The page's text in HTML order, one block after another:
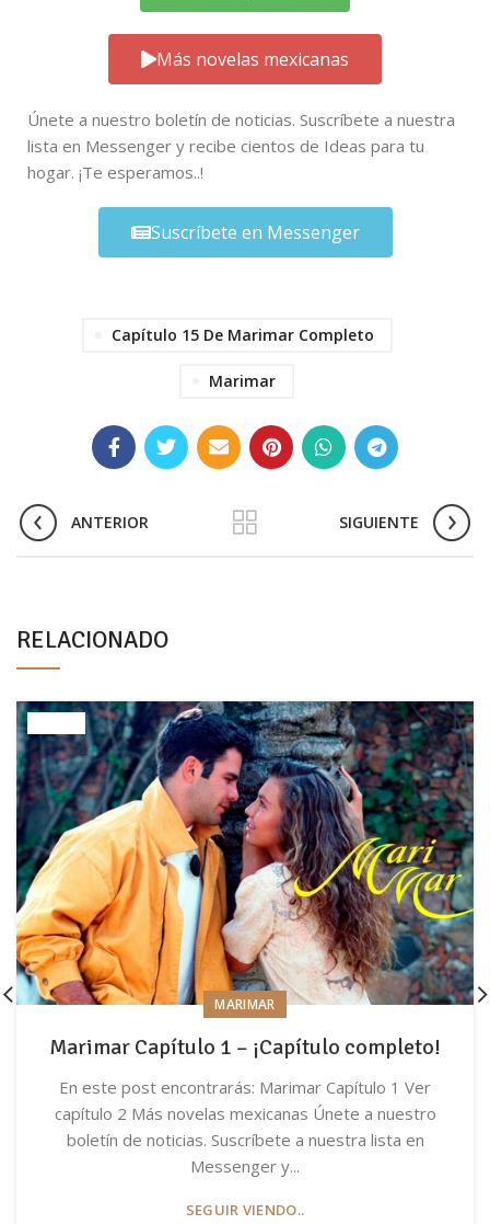
Más novelas mexicanas
Únete a nuestro boletín de noticias. Suscríbete a nuestra
lista en Messenger y recibe cientos de Ideas para tu
hogar. ¡Te esperamos..!
Suscríbete en Messenger
Capítulo 15 De Marimar Completo
Marimar
ANTERIOR SIGUIENTE
RELACIONADO
MARIMAR
Marimar Capítulo 1 – ¡Capítulo completo!
En este post encontrarás: Marimar Capítulo 1 Ver
capítulo 2 Más novelas mexicanas Únete a nuestro
boletín de noticias. Suscríbete a nuestra lista en
Messenger y...
SEGUIR VIENDO..